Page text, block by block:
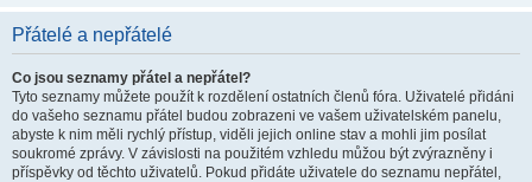
Přátelé a nepřátelé
Co jsou seznamy přátel a nepřátel?
Tyto seznamy můžete použít k rozdělení ostatních členů fóra. Uživatelé přidáni
do vašeho seznamu přátel budou zobrazeni ve vašem uživatelském panelu,
abyste k nim měli rychlý přístup, viděli jejich online stav a mohli jim posílat
soukromé zprávy. V závislosti na použitém vzhledu můžou být zvýrazněny i
příspěvky od těchto uživatelů. Pokud přidáte uživatele do seznamu nepřátel,